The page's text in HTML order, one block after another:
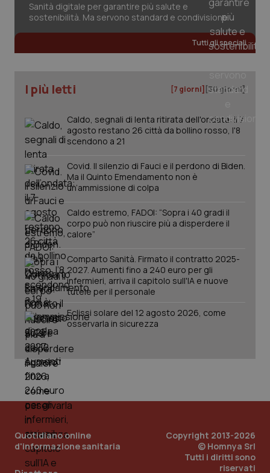
Sanità digitale per garantire più salute e
sostenibilità. Ma servono standard e condivisione
Tutti gli speciali
I più letti [7 giorni] [30 giorni]
Caldo, segnali di lenta ritirata dell'ondata: il 7
agosto restano 26 città da bollino rosso, l'8
scendono a 21
Covid. Il silenzio di Fauci e il perdono di Biden.
Ma il Quinto Emendamento non è
un’ammissione di colpa
Caldo estremo, FADOI: “Sopra i 40 gradi il
corpo può non riuscire più a disperdere il
calore”
Comparto Sanità. Firmato il contratto 2025-
2027. Aumenti fino a 240 euro per gli
infermieri, arriva il capitolo sull'IA e nuove
tutele per il personale
Eclissi solare del 12 agosto 2026, come
osservarla in sicurezza
Quotidiano online
d'informazione sanitaria
Copyright 2013-2026
© Homnya Srl
Tutti i diritti sono
riservati
_ga
.quotidianosanita.it
PHPSESSID